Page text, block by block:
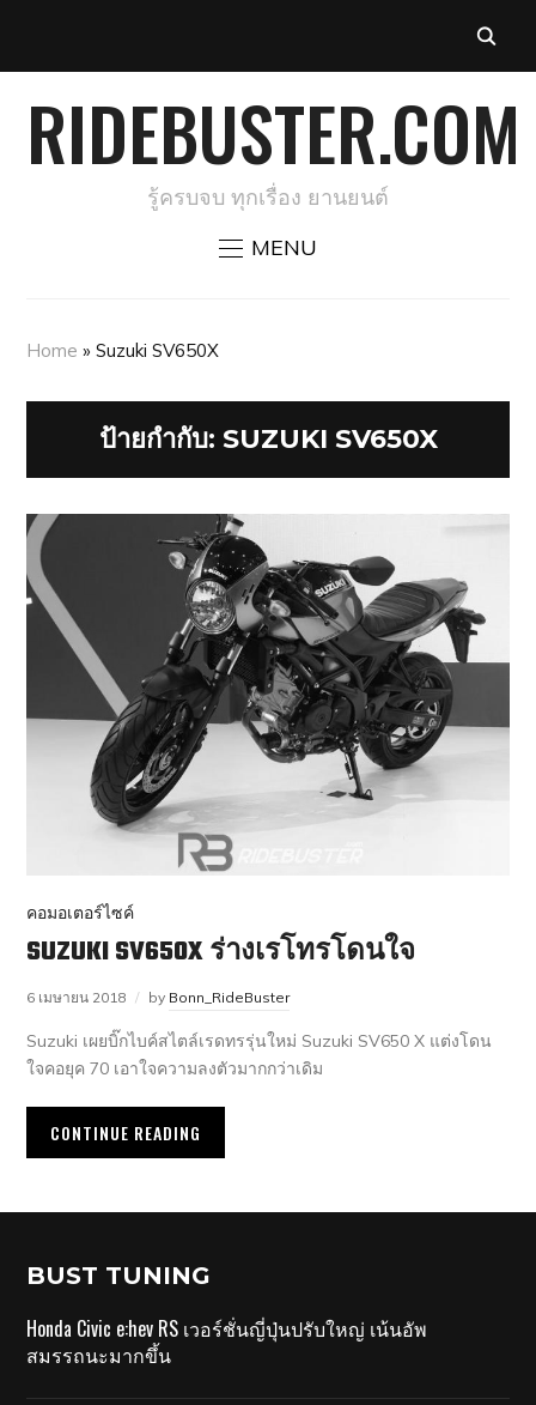
RIDEBUSTER.COM
รู้ครบจบ ทุกเรื่อง ยานยนต์
MENU
Home »Suzuki SV650X
ป้ายกำกับ: SUZUKI SV650X
คอมอเตอร์ไซค์
SUZUKI SV650X ร่างเรโทรโดนใจ
6 เมษายน 2018 by Bonn_RideBuster
Suzuki เผยบิ๊กไบค์สไตล์เรดทรรุ่นใหม่ Suzuki SV650 X แต่งโดน
ใจคอยุค 70 เอาใจความลงตัวมากกว่าเดิม
CONTINUE READING
BUST TUNING
Honda Civic e:hev RS เวอร์ชั่นญี่ปุ่นปรับใหญ่ เน้นอัพ
สมรรถนะมากขึ้น